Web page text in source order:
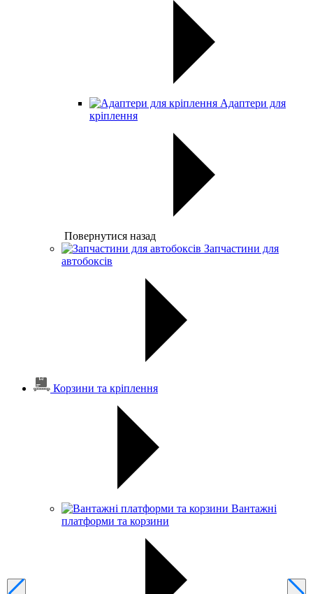
Адаптери для
кріплення
Повернутися назад
Запчастини для
автобоксів
Корзини та кріплення
Вантажні
платформи та корзини